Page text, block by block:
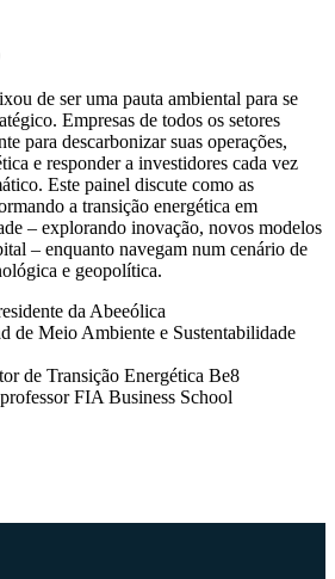
de ser uma pauta ambiental para se
Empresas de todos os setores
para descarbonizar suas operações,
e responder a investidores cada vez
Este painel discute como as
a transição energética em
– explorando inovação, novos modelos
– enquanto navegam num cenário de
e geopolítica.
da Abeeólica
de Meio Ambiente e Sustentabilidade
de Transição Energética Be8
FIA Business School